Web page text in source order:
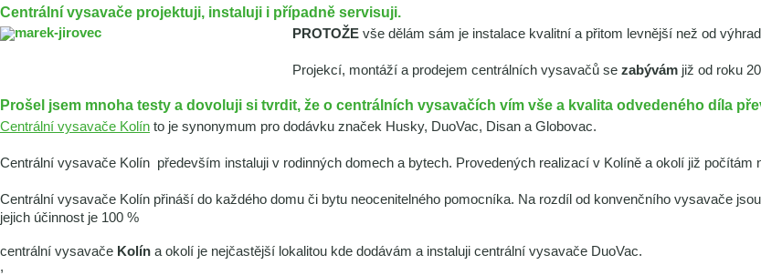
Centrální vysavače projektuji, instaluji i případně servisuji.
PROTOŽE vše dělám sám je instalace kvalitní a přitom levnější než od
Projekcí, montáží a prodejem centrálních vysavačů se zabývám již od roku
Prošel jsem mnoha testy a dovoluji si tvrdit, že o centrálních vysavačích vím vše a kvalita odvedeného díla
Centrální vysavače Kolín to je synonymum pro dodávku značek Husky, DuoVac, Disan a Globovac.
Centrální vysavače Kolín především instaluji v rodinných domech a bytech. Provedených realizací v Kolíně a okolí již počítám
Centrální vysavače Kolín přináší do každého domu či bytu neocenitelného pomocníka. Na rozdíl od konvenčního vysavače
jejich účinnost je 100 %
centrální vysavače Kolín a okolí je nejčastější lokalitou kde dodávám a instaluji centrální vysavače DuoVac.
,